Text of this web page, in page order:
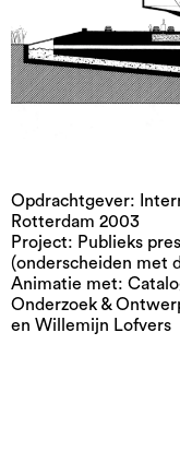
Opdrachtgever:
Rotterdam 2003
Project: Publieks
(onderscheiden met
Animatie met:
Onderzoek &
en Willemijn Lofvers